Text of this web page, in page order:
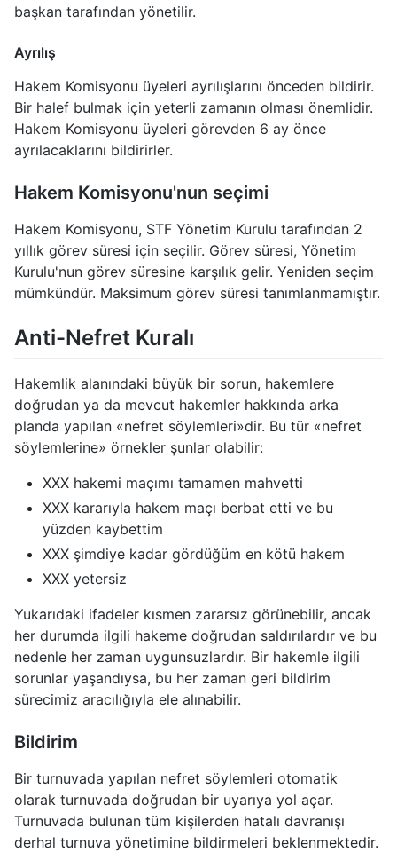
başkan tarafından yönetilir.
Ayrılış
Hakem Komisyonu üyeleri ayrılışlarını önceden bildirir.
Bir halef bulmak için yeterli zamanın olması önemlidir.
Hakem Komisyonu üyeleri görevden 6 ay önce
ayrılacaklarını bildirirler.
Hakem Komisyonu'nun seçimi
Hakem Komisyonu, STF Yönetim Kurulu tarafından 2
yıllık görev süresi için seçilir. Görev süresi, Yönetim
Kurulu'nun görev süresine karşılık gelir. Yeniden seçim
mümkündür. Maksimum görev süresi tanımlanmamıştır.
Anti-Nefret Kuralı
Hakemlik alanındaki büyük bir sorun, hakemlere
doğrudan ya da mevcut hakemler hakkında arka
planda yapılan «nefret söylemleri»dir. Bu tür «nefret
söylemlerine» örnekler şunlar olabilir:
XXX hakemi maçımı tamamen mahvetti
XXX kararıyla hakem maçı berbat etti ve bu
yüzden kaybettim
XXX şimdiye kadar gördüğüm en kötü hakem
XXX yetersiz
Yukarıdaki ifadeler kısmen zararsız görünebilir, ancak
her durumda ilgili hakeme doğrudan saldırılardır ve bu
nedenle her zaman uygunsuzlardır. Bir hakemle ilgili
sorunlar yaşandıysa, bu her zaman geri bildirim
sürecimiz aracılığıyla ele alınabilir.
Bildirim
Bir turnuvada yapılan nefret söylemleri otomatik
olarak turnuvada doğrudan bir uyarıya yol açar.
Turnuvada bulunan tüm kişilerden hatalı davranışı
derhal turnuva yönetimine bildirmeleri beklenmektedir.